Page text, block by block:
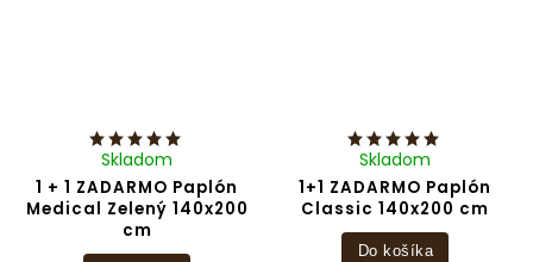
1 + 1 ZADARMO Paplón
Medical Zelený 140x200
cm
Skladom
1+1 ZADARMO Paplón
Classic 140x200 cm
Skladom
Do košíka